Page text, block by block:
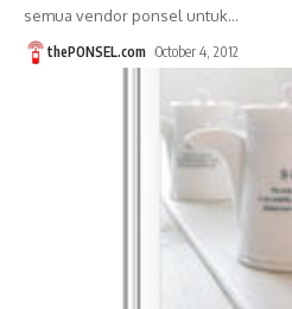
semua vendor ponsel untuk…
thePONSEL.com October 4, 2012